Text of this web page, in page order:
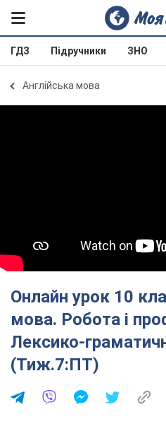
ГДЗ Підручники ЗНО
Англійська мова
Онлайн урок 10
мова. Робота і
Лексико-
(Тиж.7:ПТ)